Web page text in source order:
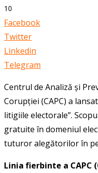
10
Facebook
Twitter
Linkedin
Telegram
Centrul de Analiză și
Corupției (CAPC) a
litigiile electorale”.
gratuite în domeniul
tuturor alegătorilor în
Linia fierbinte a CAPC